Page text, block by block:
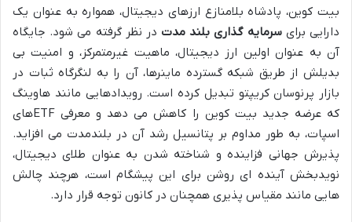
بیت کوین، پادشاه بلامنازع ارزهای دیجیتال، همواره به عنوان یک
دارایی برایسرمایه گذاری بلند مدت در نظر گرفته می شود. جایگاه
آن به عنوان اولین ارز دیجیتال، ماهیت غیرمتمرکز، و امنیت بی
بدیلش از طریق شبکه گسترده ماینرها، آن را به لنگرگاه ثبات در
بازار پرنوسان کریپتو تبدیل کرده است. رویدادهایی مانند هاوینگ
که عرضه جدید بیت کوین را کاهش می دهد و معرفی ETFهای
اسپات، به طور مداوم بر پتانسیل رشد آن در بلندمدت می افزاید.
پذیرش جهانی فزاینده و شناخته شدن به عنوان طلای دیجیتال،
نویدبخش آینده ای روشن برای این پیشگام است، هرچند چالش
هایی مانند مقیاس پذیری همچنان در کانون توجه قرار دارد.